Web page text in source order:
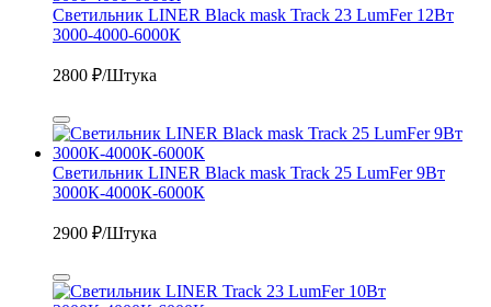
Светильник LINER Black mask Track 23 LumFer 12Вт
3000-4000-6000К
2800 ₽/Штука
Светильник LINER Black mask Track 25 LumFer 9Вт
3000К-4000К-6000К
2900 ₽/Штука